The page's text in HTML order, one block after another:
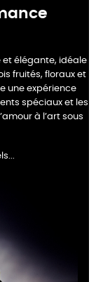
et élégante, idéale
fruités, floraux et
une expérience
spéciaux et les
à l’art sous